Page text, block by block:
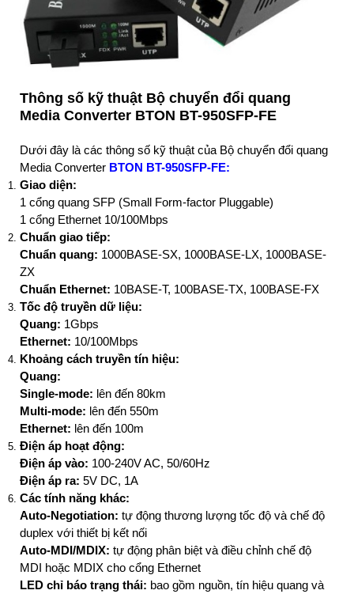
Thông số kỹ thuật Bộ chuyển đổi quang
Media Converter BTON BT-950SFP-FE
Dưới đây là các thông số kỹ thuật của Bộ chuyển đổi quang
Media Converter BTON BT-950SFP-FE:
Giao diện:
1 cổng quang SFP (Small Form-factor Pluggable)
1 cổng Ethernet 10/100Mbps
Chuẩn giao tiếp:
Chuẩn quang: 1000BASE-SX, 1000BASE-LX, 1000BASE-
ZX
Chuẩn Ethernet: 10BASE-T, 100BASE-TX, 100BASE-FX
Tốc độ truyền dữ liệu:
Quang: 1Gbps
Ethernet: 10/100Mbps
Khoảng cách truyền tín hiệu:
Quang:
Single-mode: lên đến 80km
Multi-mode: lên đến 550m
Ethernet: lên đến 100m
Điện áp hoạt động:
Điện áp vào: 100-240V AC, 50/60Hz
Điện áp ra: 5V DC, 1A
Các tính năng khác:
Auto-Negotiation: tự động thương lượng tốc độ và chế độ
duplex với thiết bị kết nối
Auto-MDI/MDIX: tự động phân biệt và điều chỉnh chế độ
MDI hoặc MDIX cho cổng Ethernet
LED chỉ báo trạng thái: bao gồm nguồn, tín hiệu quang và